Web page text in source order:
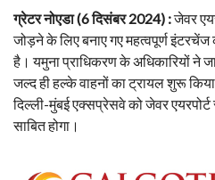
ग्रेटर नोएडा (6 दिसंबर 2024) :जेवर
जोड़ने के लिए बनाए गए महत्वपूर्ण इंटरचेंज
है। यमुना प्राधिकरण के अधिकारियों ने
जल्द ही हल्के वाहनों का ट्रायल शुरू
दिल्ली-मुंबई एक्सप्रेसवे को जेवर
साबित होगा।